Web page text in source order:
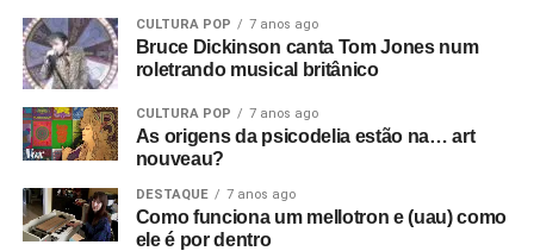
corporativo, e aí eu corto para a banda na sala de ensaio.
Parece ótimo, bem underground. Sabe, underground no
sentido político, tipo a resistência francesa. Mas esse era
tudo isso lá fora.
Eles eram simplesmente poderosos demais. Eu sabia
que eles iam bombar. Não havia motivo para pensar isso,
CULTURA POP 7 anos ago
Bruce Dickinson canta Tom Jones num
roletrando musical britânico
CULTURA POP 7 anos ago
As origens da psicodelia estão na… art
nouveau?
DESTAQUE 7 anos ago
Como funciona um mellotron e (uau) como
ele é por dentro